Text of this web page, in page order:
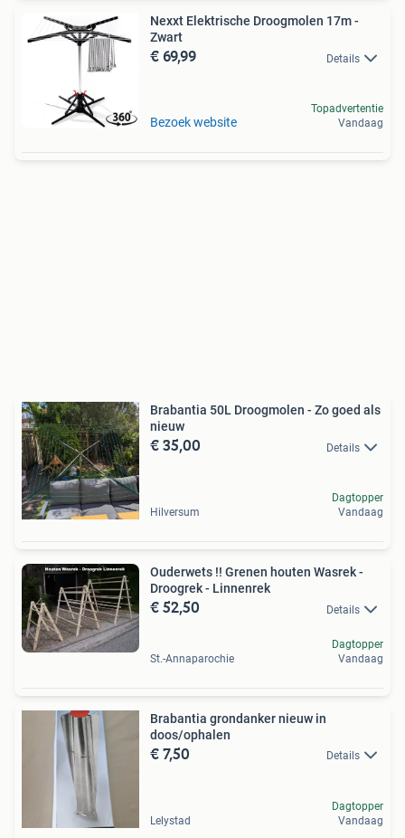
Nexxt Elektrische Droogmolen 17m -
Zwart
€ 69,99 Details
Bezoek website
Topadvertentie
Vandaag
Brabantia 50L Droogmolen - Zo goed als
nieuw
€ 35,00 Details
Hilversum
Dagtopper
Vandaag
Ouderwets !! Grenen houten Wasrek -
Droogrek - Linnenrek
€ 52,50 Details
St.-Annaparochie
Dagtopper
Vandaag
Brabantia grondanker nieuw in
doos/ophalen
€ 7,50 Details
Lelystad
Dagtopper
Vandaag